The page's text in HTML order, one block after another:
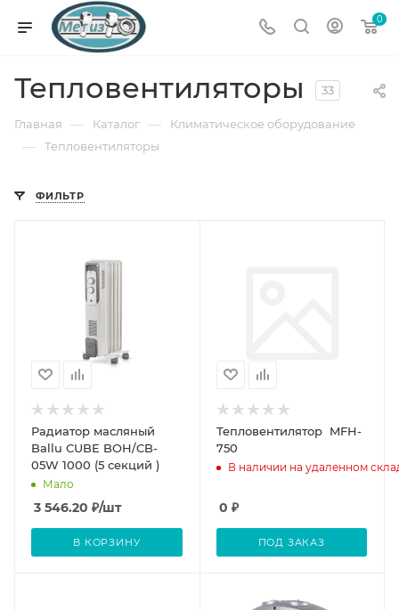
0
Тепловентиляторы 33
Главная — Каталог — Климатическое оборудование
— Тепловентиляторы
ФИЛЬТР
Радиатор масляный
Ballu CUBE BOH/CB-
05W 1000 (5 секций )
Мало
3 546.20 ₽/шт
В КОРЗИНУ
Тепловентилятор MFH-
750
В наличии на удаленном
0 ₽
ПОД ЗАКАЗ